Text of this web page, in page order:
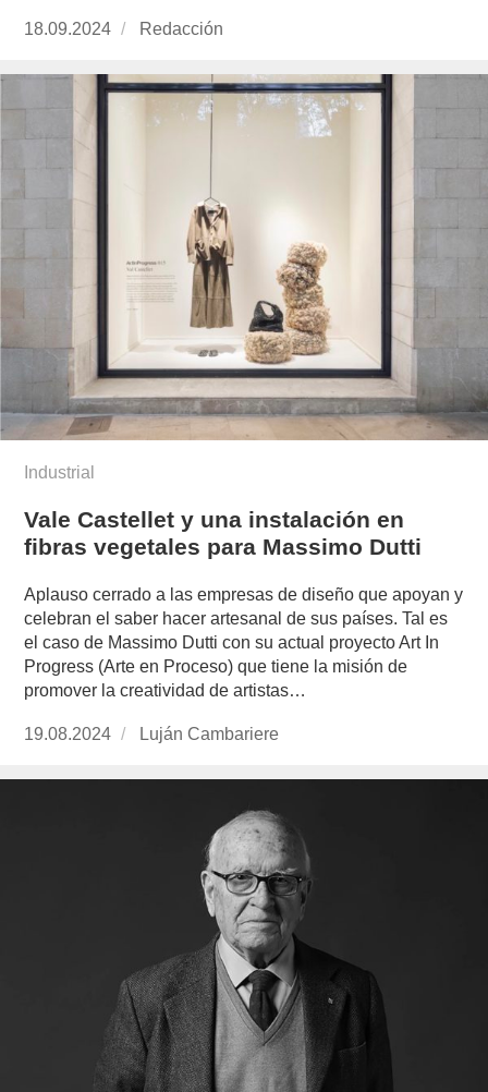
Publicado
18.09.2024 https://www.experimenta.es/author/redaccion/
Redacción
Industrial
Vale Castellet y una instalación en
fibras vegetales para Massimo Dutti
Aplauso cerrado a las empresas de diseño que apoyan y
celebran el saber hacer artesanal de sus países. Tal es
el caso de Massimo Dutti con su actual proyecto Art In
Progress (Arte en Proceso) que tiene la misión de
promover la creatividad de artistas…
Publicado
19.08.2024
https://www.experimenta.es/author/lujan-
Luján Cambariere